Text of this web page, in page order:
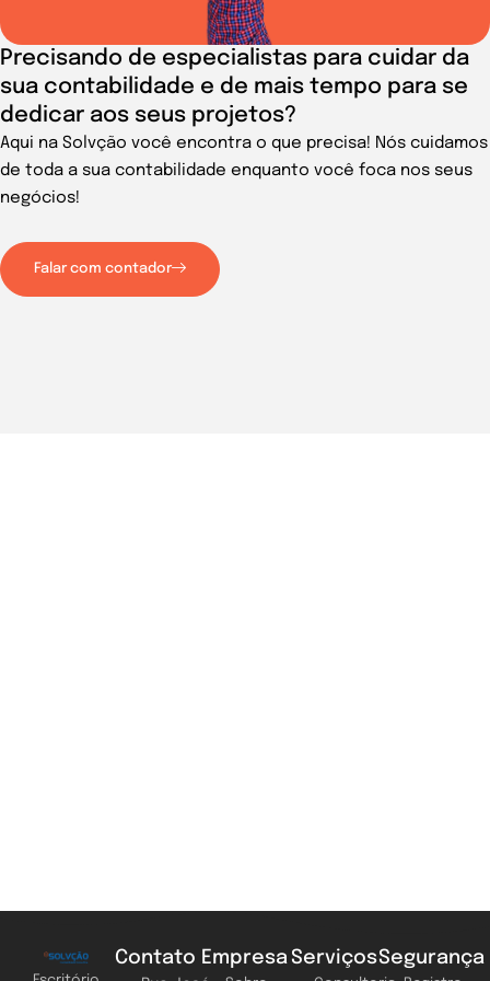
Precisando de especialistas para cuidar da
sua contabilidade e de mais tempo para se
dedicar aos seus projetos?
Aqui na Solvção você encontra o que precisa! Nós cuidamos
de toda a sua contabilidade enquanto você foca nos seus
negócios!
Falar com contador
Contato Empresa ServiçosSegurança